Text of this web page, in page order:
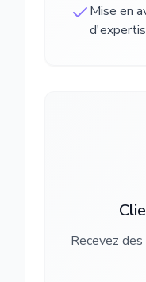
Mise en
Recevez